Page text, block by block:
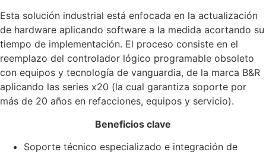
Esta solución industrial está enfocada en la actualización
de hardware aplicando software a la medida acortando su
tiempo de implementación. El proceso consiste en el
reemplazo del controlador lógico programable obsoleto
con equipos y tecnología de vanguardia, de la marca B&R
aplicando las series x20 (la cual garantiza soporte por
más de 20 años en refacciones, equipos y servicio).
Beneficios clave
Soporte técnico especializado e integración de